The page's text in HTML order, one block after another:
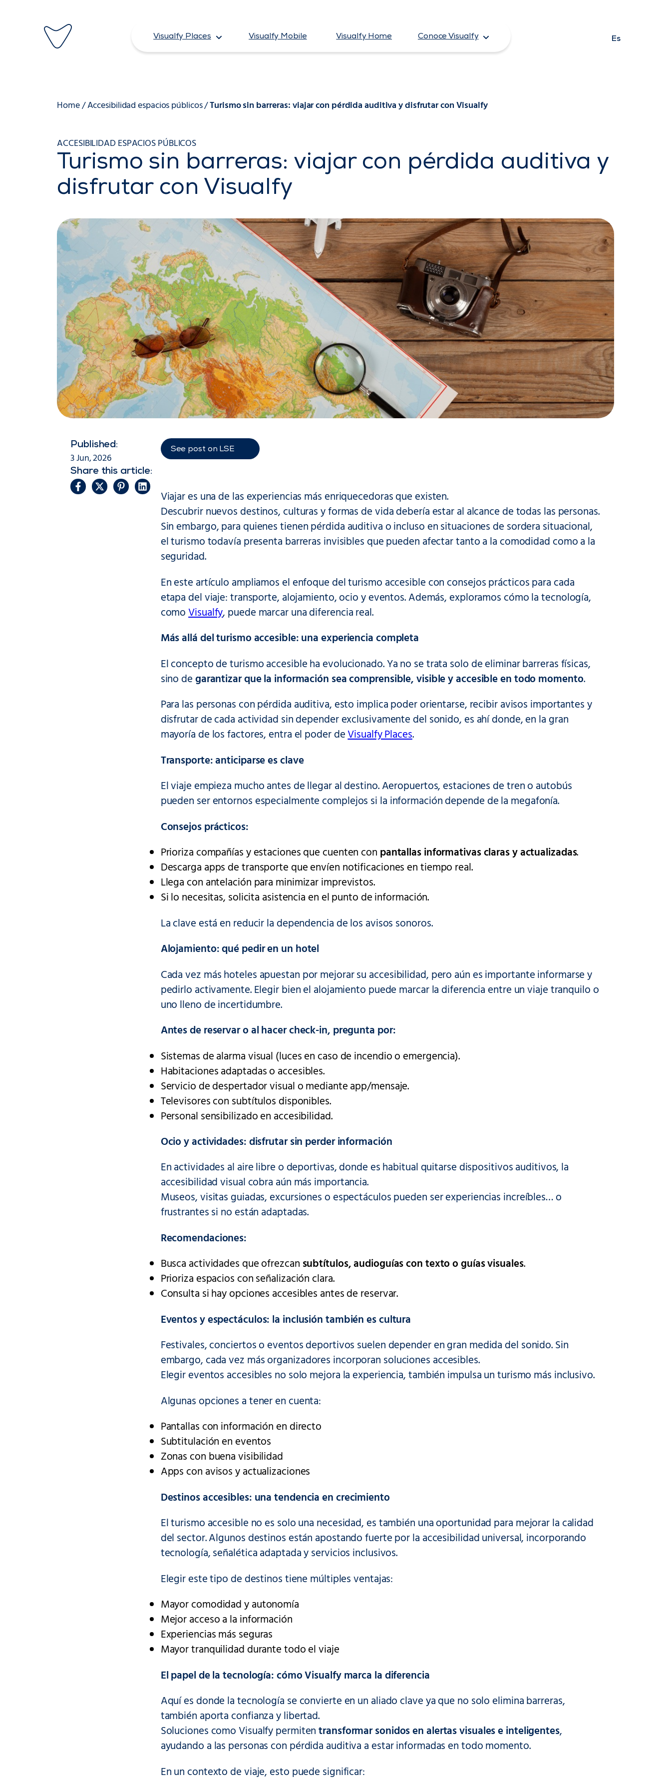
contenido
Visualfy Places Visualfy Mobile Visualfy Home Conoce Visualfy Es
Home/Accesibilidad espacios públicos/Turismo sin barreras: viajar con pérdida auditiva y disfrutar con Visualfy
ACCESIBILIDAD ESPACIOS PÚBLICOS
Turismo sin barreras: viajar con pérdida auditiva y
disfrutar con Visualfy
Published:
3 Jun, 2026
Share this article:
See post on LSE
Viajar es una de las experiencias más enriquecedoras que existen.
Descubrir nuevos destinos, culturas y formas de vida debería estar al alcance de todas las personas.
Sin embargo, para quienes tienen pérdida auditiva o incluso en situaciones de sordera situacional,
el turismo todavía presenta barreras invisibles que pueden afectar tanto a la comodidad como a la
seguridad.
En este artículo ampliamos el enfoque del turismo accesible con consejos prácticos para cada
etapa del viaje: transporte, alojamiento, ocio y eventos. Además, exploramos cómo la tecnología,
comoVisualfy, puede marcar una diferencia real.
Más allá del turismo accesible: una experiencia completa
El concepto de turismo accesible ha evolucionado. Ya no se trata solo de eliminar barreras físicas,
sino degarantizar que la información sea comprensible, visible y accesible en todo momento.
Para las personas con pérdida auditiva, esto implica poder orientarse, recibir avisos importantes y
disfrutar de cada actividad sin depender exclusivamente del sonido, es ahí donde, en la gran
mayoría de los factores, entra el poder deVisualfy Places.
Transporte: anticiparse es clave
El viaje empieza mucho antes de llegar al destino. Aeropuertos, estaciones de tren o autobús
pueden ser entornos especialmente complejos si la información depende de la megafonía.
Consejos prácticos:
Prioriza compañías y estaciones que cuenten con pantallas informativas claras y actualizadas.
Descarga apps de transporte que envíen notificaciones en tiempo real.
Llega con antelación para minimizar imprevistos.
Si lo necesitas, solicita asistencia en el punto de información.
La clave está en reducir la dependencia de los avisos sonoros.
Alojamiento: qué pedir en un hotel
Cada vez más hoteles apuestan por mejorar su accesibilidad, pero aún es importante informarse y
pedirlo activamente. Elegir bien el alojamiento puede marcar la diferencia entre un viaje tranquilo o
uno lleno de incertidumbre.
Antes de reservar o al hacer check-in, pregunta por:
Sistemas de alarma visual (luces en caso de incendio o emergencia).
Habitaciones adaptadas o accesibles.
Servicio de despertador visual o mediante app/mensaje.
Televisores con subtítulos disponibles.
Personal sensibilizado en accesibilidad.
Ocio y actividades: disfrutar sin perder información
En actividades al aire libre o deportivas, donde es habitual quitarse dispositivos auditivos, la
accesibilidad visual cobra aún más importancia.
Museos, visitas guiadas, excursiones o espectáculos pueden ser experiencias increíbles… o
frustrantes si no están adaptadas.
Recomendaciones:
Busca actividades que ofrezcan subtítulos, audioguías con texto o guías visuales.
Prioriza espacios con señalización clara.
Consulta si hay opciones accesibles antes de reservar.
Eventos y espectáculos: la inclusión también es cultura
Festivales, conciertos o eventos deportivos suelen depender en gran medida del sonido. Sin
embargo, cada vez más organizadores incorporan soluciones accesibles.
Elegir eventos accesibles no solo mejora la experiencia, también impulsa un turismo más inclusivo.
Algunas opciones a tener en cuenta:
Pantallas con información en directo
Subtitulación en eventos
Zonas con buena visibilidad
Apps con avisos y actualizaciones
Destinos accesibles: una tendencia en crecimiento
El turismo accesible no es solo una necesidad, es también una oportunidad para mejorar la calidad
del sector. Algunos destinos están apostando fuerte por la accesibilidad universal, incorporando
tecnología, señalética adaptada y servicios inclusivos.
Elegir este tipo de destinos tiene múltiples ventajas:
Mayor comodidad y autonomía
Mejor acceso a la información
Experiencias más seguras
Mayor tranquilidad durante todo el viaje
El papel de la tecnología: cómo Visualfy marca la diferencia
Aquí es donde la tecnología se convierte en un aliado clave ya que no solo elimina barreras,
también aporta confianza y libertad.
Soluciones como Visualfy permitentransformar sonidos en alertas visuales e inteligentes,
ayudando a las personas con pérdida auditiva a estar informadas en todo momento.
En un contexto de viaje, esto puede significar: